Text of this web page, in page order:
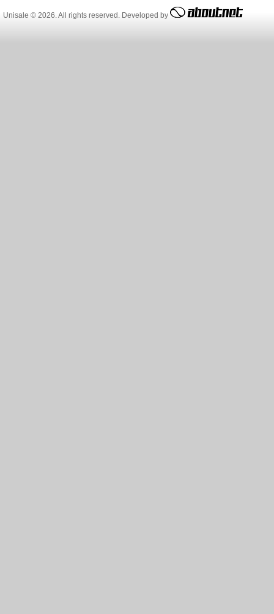
Unisale © 2026. All rights reserved. Developed by